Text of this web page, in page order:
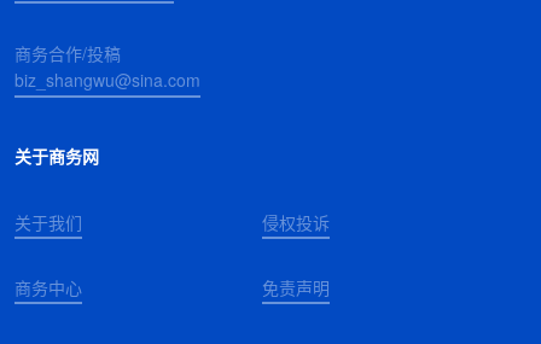
商务合作/投稿
biz_shangwu@sina.com
关于商务网
关于我们 侵权投诉
商务中心 免责声明